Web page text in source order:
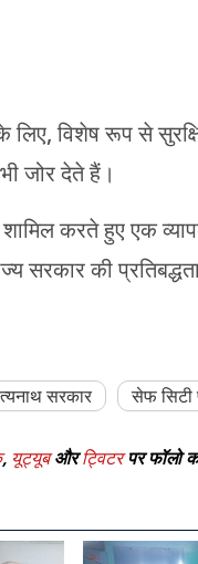
विशेष रूप से
जोर देते हैं।
शामिल करते हुए एक
सरकार की
सरकार सेफ सिटी
, यूट्यूबऔरट्विटरपर फॉलो